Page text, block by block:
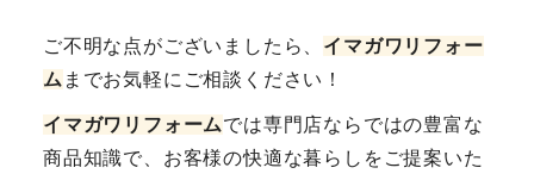
ご不明な点がございましたら、 イマガワリフォー
ム までお気軽にご相談ください！
イマガワリフォームでは専門店ならではの豊富な
商品知識で、お客様の快適な暮らしをご提案いた